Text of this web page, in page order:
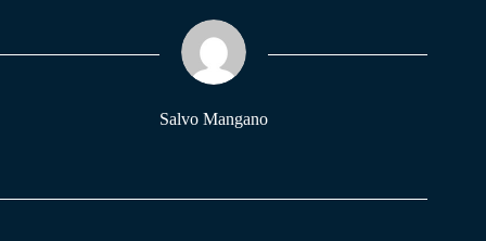
pp m
Salvo Mangano